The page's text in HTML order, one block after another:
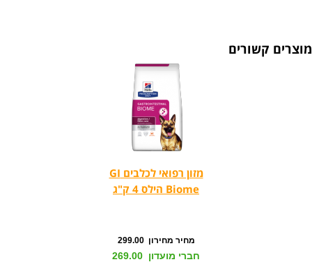
מוצרים קשורים
מזון רפואי לכלבים GI
Biome הילס 4 ק"ג
מחיר מחירון 299.00
חברי מועדון 269.00